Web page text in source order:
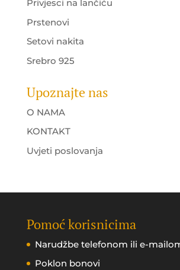
Privjesci na lančiću
Prstenovi
Setovi nakita
Srebro 925
Upoznajte nas
O NAMA
KONTAKT
Uvjeti poslovanja
Pomoć korisnicima
Narudžbe telefonom ili e-
Poklon bonovi